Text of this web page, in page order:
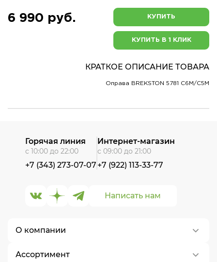
6 990 руб. КУПИТЬ
КУПИТЬ В 1 КЛИК
КРАТКОЕ ОПИСАНИЕ ТОВАРА
Оправа BREKSTON 5781 C6M/C5M
О компании
О нас
Ассортимент
Написать нам
Горячая линия
с 10:00 до 22:00
+7 (343) 273-07-07
Интернет-магазин
с 09:00 до 21:00
+7 (922) 113-33-77